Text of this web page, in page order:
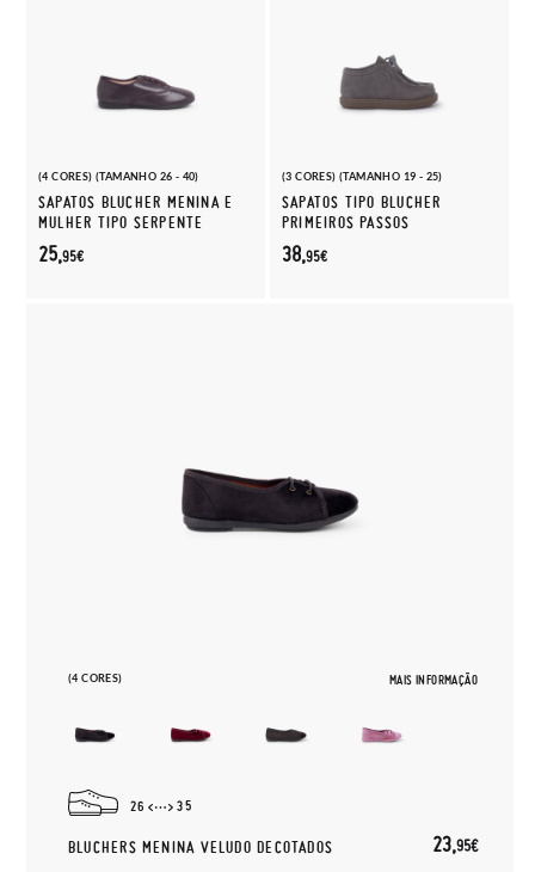
(4 CORES) (TAMANHO 26 - 40)
SAPATOS BLUCHER MENINA E
MULHER TIPO SERPENTE
25,95€
(3 CORES) (TAMANHO 19 - 25)
SAPATOS TIPO BLUCHER
PRIMEIROS PASSOS
38,95€
(4 CORES) MAIS INFORMAÇÃO
26 35
BLUCHERS MENINA VELUDO DECOTADOS 23,95€